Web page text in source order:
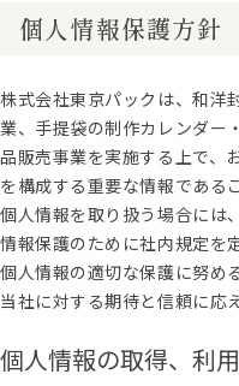
個人情報保護方針
株式会社東京パックは、和洋
業、手提袋の制作カレンダー
品販売事業を実施する上で、
を構成する重要な情報である
個人情報を取り扱う場合には
情報保護のために社内規定を
個人情報の適切な保護に努め
当社に対する期待と信頼に応
個人情報の取得、利